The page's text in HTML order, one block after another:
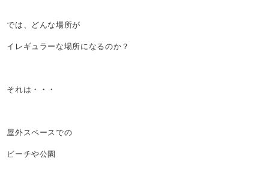
では、どんな場所が
イレギュラーな場所になるのか？
それは・・・
屋外スペースでの
ビーチや公園